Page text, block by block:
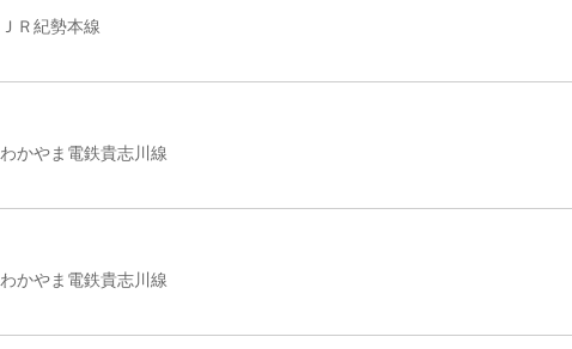
ＪＲ紀勢本線
わかやま電鉄貴志川線
わかやま電鉄貴志川線